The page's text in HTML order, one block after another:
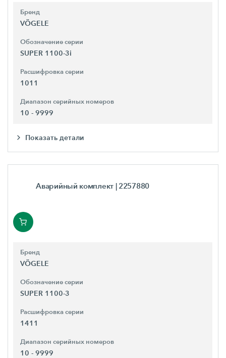
Бренд
VÖGELE
Обозначение серии
SUPER 1100-3i
Расшифровка серии
1011
Диапазон серийных номеров
10 - 9999
Показать детали
Аварийный комплект | 2257880
Бренд
VÖGELE
Обозначение серии
SUPER 1100-3
Расшифровка серии
1411
Диапазон серийных номеров
10 - 9999